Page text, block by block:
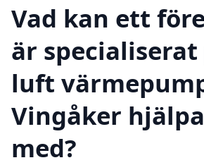
Vad kan ett
är
luft
Vingåker
med?